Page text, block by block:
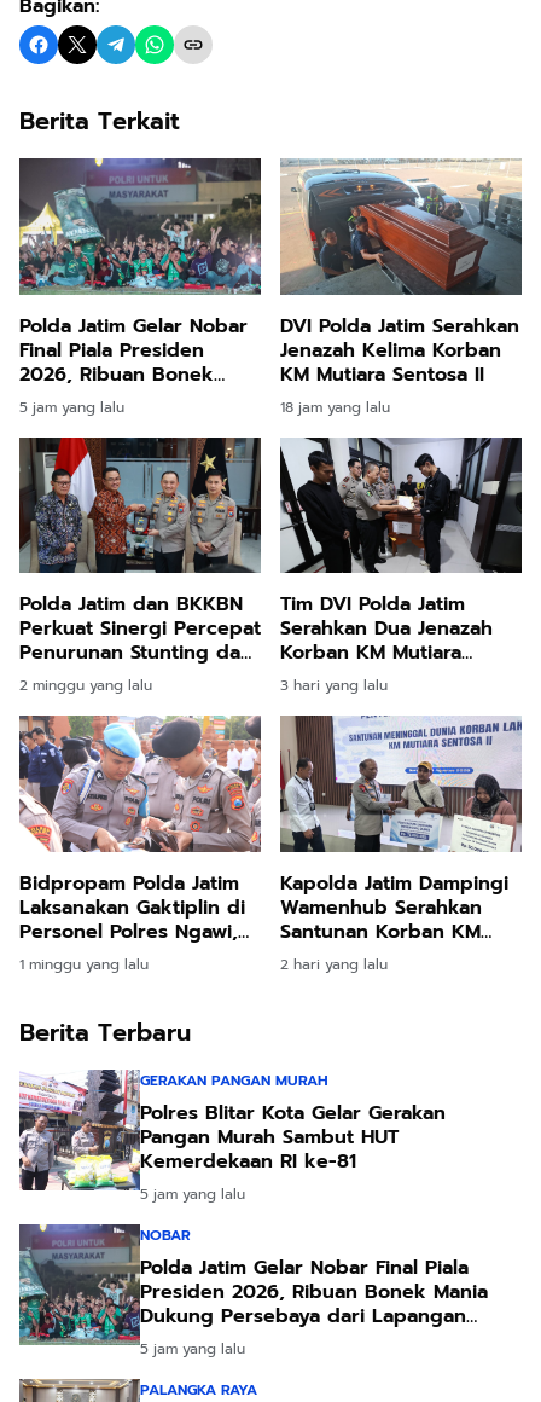
Bagikan:
Berita Terkait
Polda Jatim Gelar Nobar
Final Piala Presiden
2026, Ribuan Bonek
Mania Dukung Persebaya
dari Lapangan Mapolda
5 jam yang lalu
DVI Polda Jatim Serahkan
Jenazah Kelima Korban
KM Mutiara Sentosa II
18 jam yang lalu
Polda Jatim dan BKKBN
Perkuat Sinergi Percepat
Penurunan Stunting dan
Bangun Ketahanan
Keluarga
2 minggu yang lalu
Tim DVI Polda Jatim
Serahkan Dua Jenazah
Korban KM Mutiara
Sentosa II kepada
Keluarga
3 hari yang lalu
Bidpropam Polda Jatim
Laksanakan Gaktiplin di
Personel Polres Ngawi,
Disiplin dan Integritas
Jadi Prioritas
1 minggu yang lalu
Kapolda Jatim Dampingi
Wamenhub Serahkan
Santunan Korban KM
Mutiara Sentosa II
2 hari yang lalu
Berita Terbaru
GERAKAN PANGAN MURAH
Polres Blitar Kota Gelar Gerakan
Pangan Murah Sambut HUT
Kemerdekaan RI ke-81
5 jam yang lalu
NOBAR
Polda Jatim Gelar Nobar Final Piala
Presiden 2026, Ribuan Bonek Mania
Dukung Persebaya dari Lapangan
Mapolda
5 jam yang lalu
PALANGKA RAYA